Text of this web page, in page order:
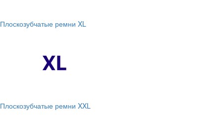
Плоскозубчатые ремни XL
Плоскозубчатые ремни XXL